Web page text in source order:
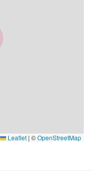
Leaflet | ©OpenStreetMap